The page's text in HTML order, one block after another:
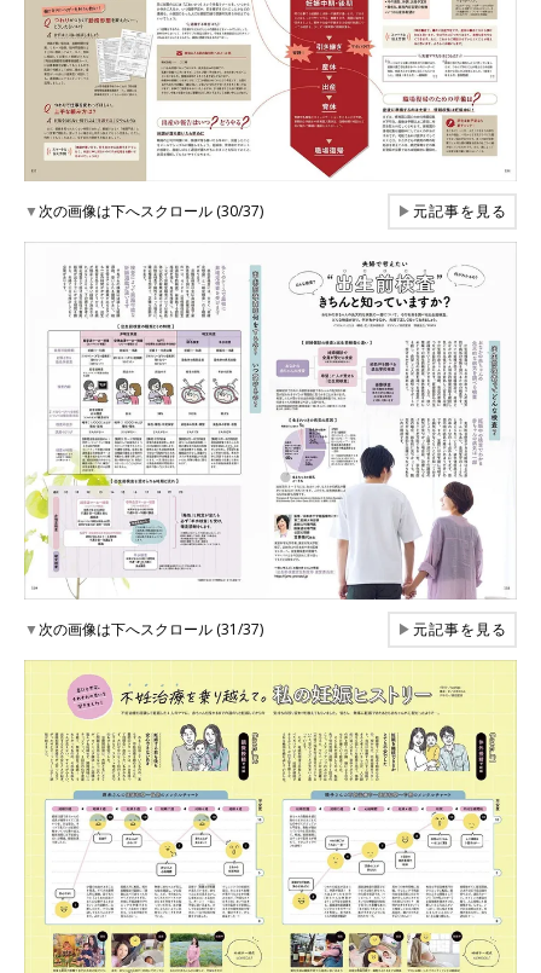
▼次の画像は下へスクロール (30/37) ▶元記事を見る
▼次の画像は下へスクロール (31/37) ▶元記事を見る